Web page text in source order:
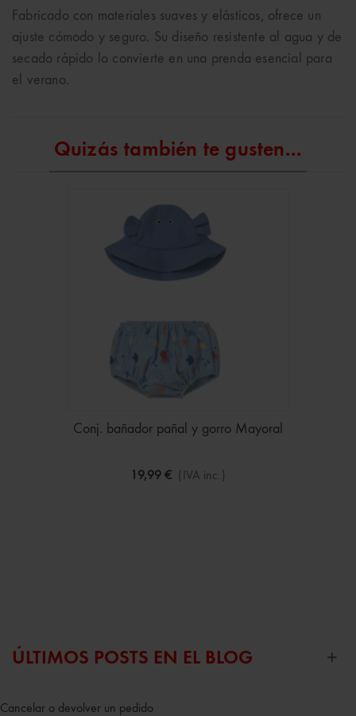
Fabricado con materiales suaves y elásticos, ofrece un
ajuste cómodo y seguro. Su diseño resistente al agua y de
secado rápido lo convierte en una prenda esencial para
el verano.
Quizás también te gusten...
Conj. bañador pañal y gorro Mayoral
19,99 € (IVA inc.)
ÚLTIMOS POSTS EN EL BLOG
Cancelar o devolver un pedido